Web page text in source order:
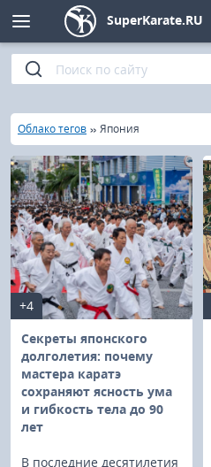
SuperKarate.RU
Главная
»
Облако тегов » Япония
+4
Секреты японского
долголетия: почему
мастера каратэ
сохраняют ясность ума
и гибкость тела до 90
лет
В последние десятилетия
Киокушинкай
Кёкусин (IFK)
Шинкиокушинкай
Кекусин-кан
Кикбоксинг и K-1
Бокс
UFC и MMA
Муай тай
Фото
Видео
Интервью
Статьи
Уроки каратэ
Файлы
Библиотека